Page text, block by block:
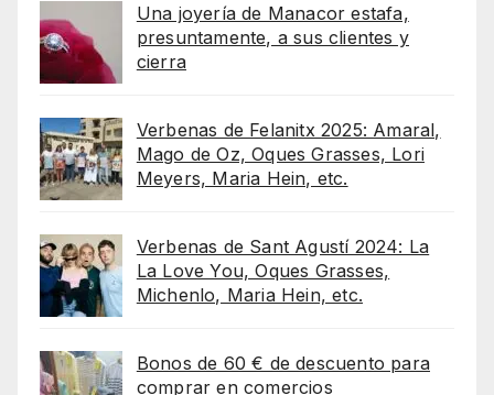
Una joyería de Manacor estafa,
presuntamente, a sus clientes y
cierra
Verbenas de Felanitx 2025: Amaral,
Mago de Oz, Oques Grasses, Lori
Meyers, Maria Hein, etc.
Verbenas de Sant Agustí 2024: La
La Love You, Oques Grasses,
Michenlo, Maria Hein, etc.
Bonos de 60 € de descuento para
comprar en comercios